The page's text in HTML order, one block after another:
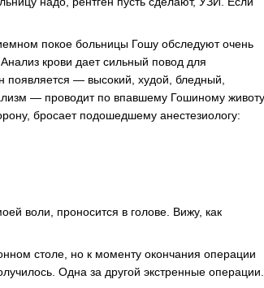
покое больницы Гошу обследуют очень
крови дает сильный повод для
появляется — высокий, худой, бледный,
— проводит по впавшему Гошиному животу
бросает подошедшему анестезиологу:
воли, проносится в голове. Вижу, как
столе, но к моменту окончания операции
Одна за другой экстренные операции.